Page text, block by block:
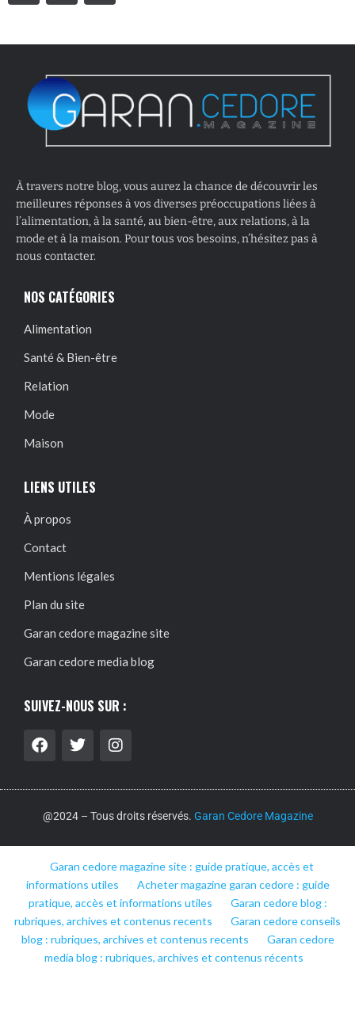
À travers notre blog, vous aurez la chance de découvrir les
meilleures réponses à vos diverses préoccupations liées à
l’alimentation, à la santé, au bien-être, aux relations, à la
mode et à la maison. Pour tous vos besoins, n’hésitez pas à
nous contacter.
NOS CATÉGORIES
Alimentation
Santé & Bien-être
Relation
Mode
Maison
LIENS UTILES
À propos
Contact
Mentions légales
Plan du site
Garan cedore magazine site
Garan cedore media blog
SUIVEZ-NOUS SUR :
@2024 – Tous droits réservés. Garan Cedore Magazine
Garan cedore magazine site : guide pratique, accès et
informations utiles
Acheter magazine garan cedore : guide
pratique, accès et informations utiles
Garan cedore blog :
rubriques, archives et contenus recents
Garan cedore conseils
blog : rubriques, archives et contenus recents
Garan cedore
media blog : rubriques, archives et contenus récents